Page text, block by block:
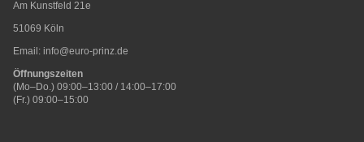
Am Kunstfeld 21e
51069 Köln
Email: info@euro-prinz.de
Öffnungszeiten
(Mo–Do.) 09:00–13:00 / 14:00–17:00
(Fr.) 09:00–15:00